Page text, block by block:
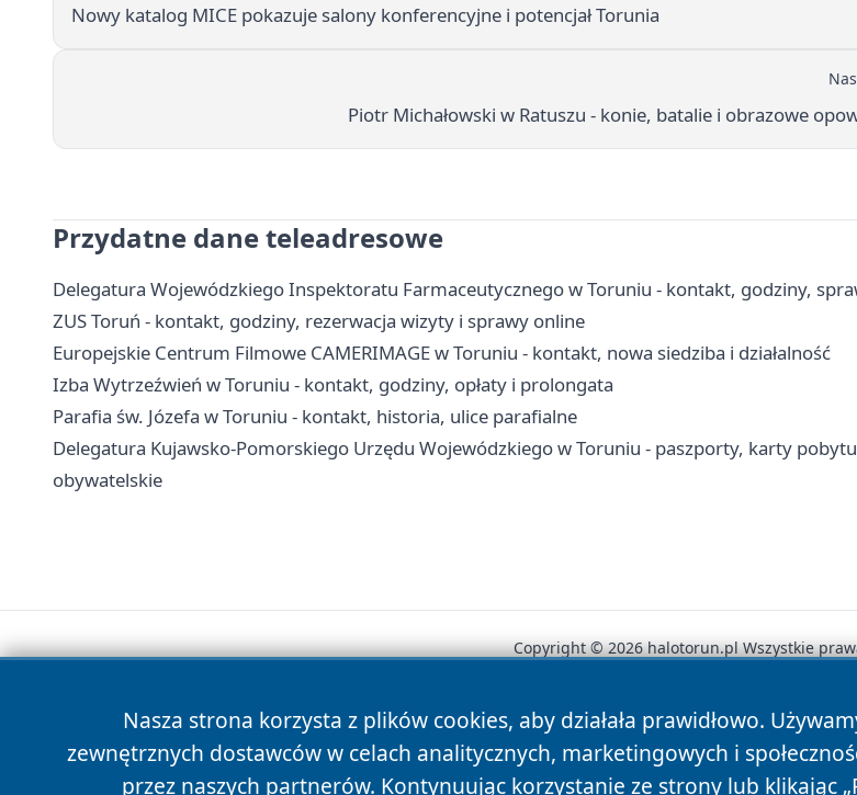
Nowy katalog MICE pokazuje salony konferencyjne i potencjał Torunia
Piotr Michałowski w Ratuszu - konie, batalie i obrazowe
Przydatne dane teleadresowe
Delegatura Wojewódzkiego Inspektoratu Farmaceutycznego w Toruniu - kontakt, godziny,
ZUS Toruń - kontakt, godziny, rezerwacja wizyty i sprawy online
Europejskie Centrum Filmowe CAMERIMAGE w Toruniu - kontakt, nowa siedziba i działalność
Izba Wytrzeźwień w Toruniu - kontakt, godziny, opłaty i prolongata
Parafia św. Józefa w Toruniu - kontakt, historia, ulice parafialne
Delegatura Kujawsko-Pomorskiego Urzędu Wojewódzkiego w Toruniu - paszporty, karty
obywatelskie
Nasza strona korzysta z plików cookies, aby działała prawidłowo.
zewnętrznych dostawców w celach analitycznych, marketingowych i
przez naszych partnerów. Kontynuując korzystanie ze strony lub klikając
Copyright © 2026 halotorun.pl Wszystkie
News Autorzy Polityka Prywatności